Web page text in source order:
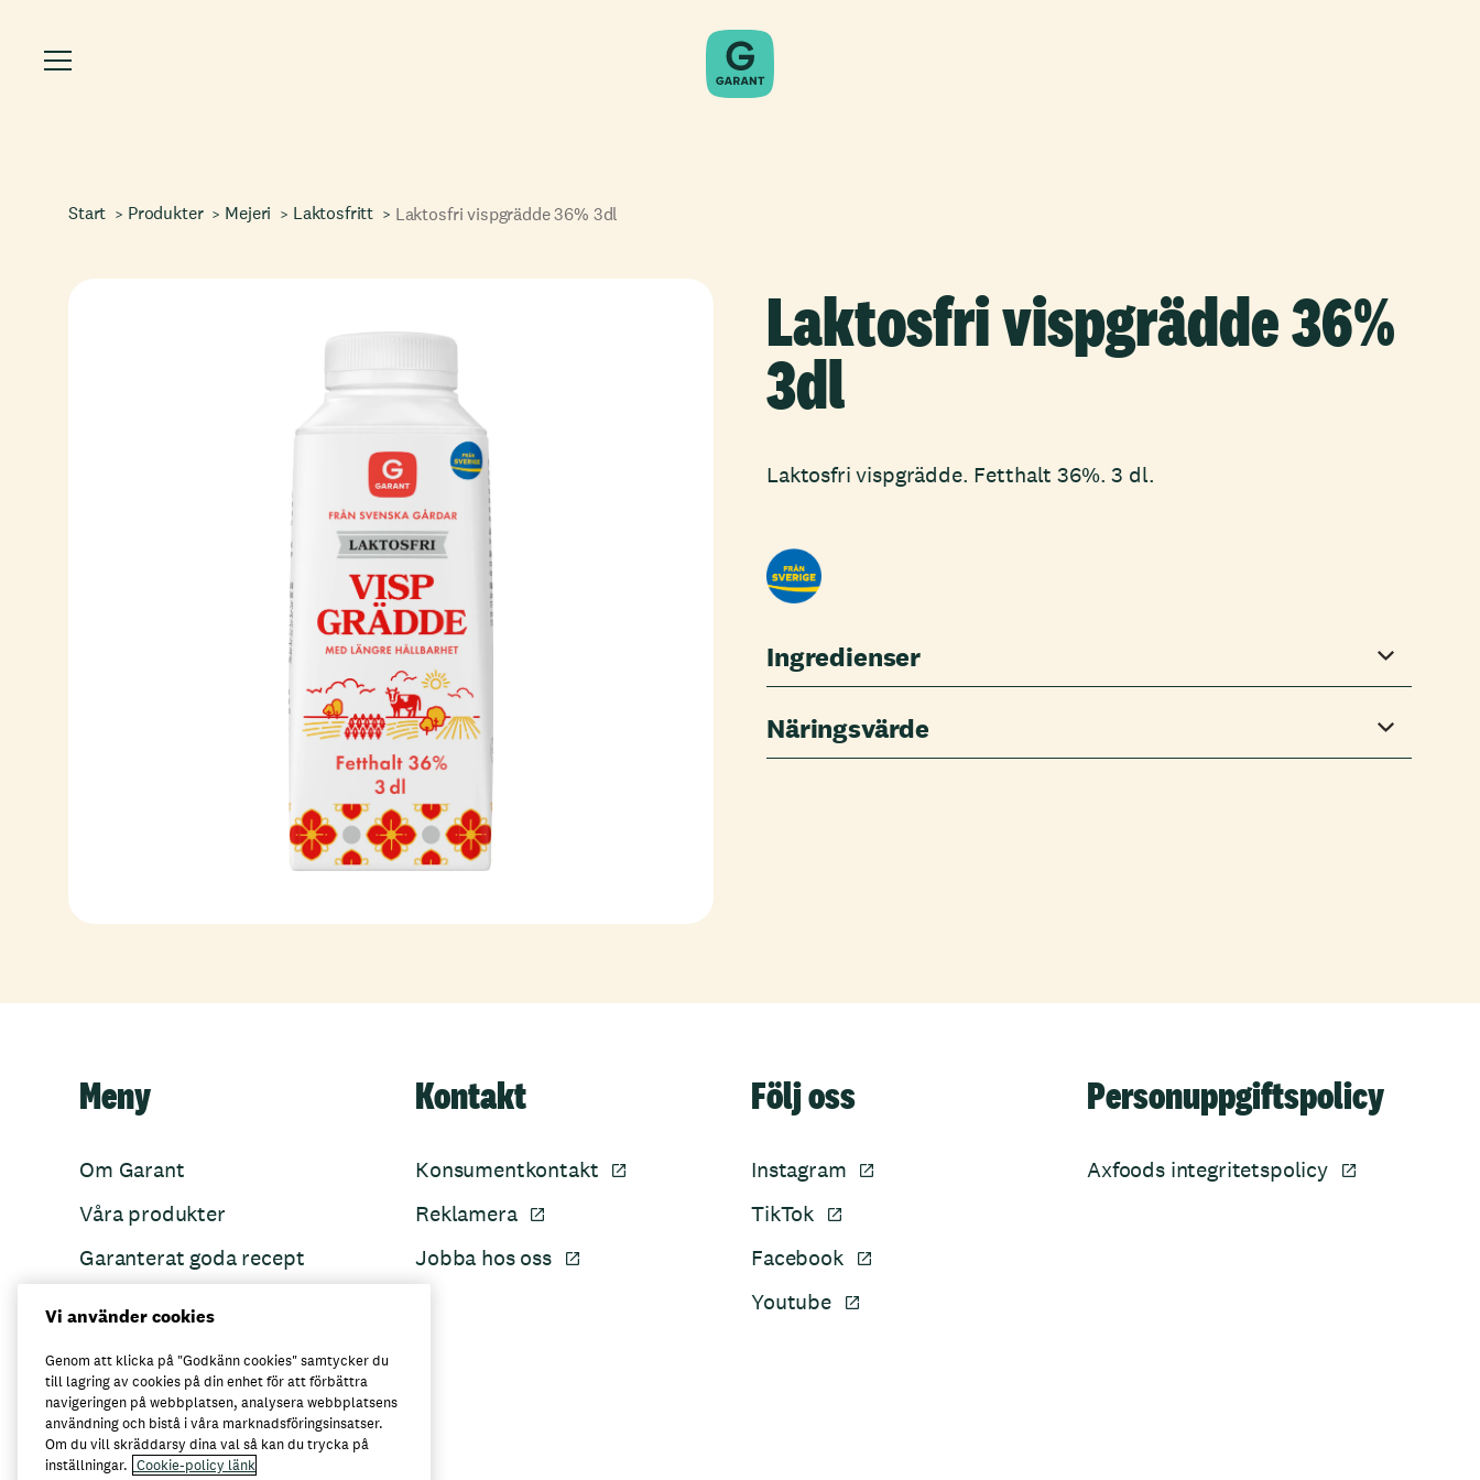
Start Produkter Mejeri Laktosfritt Laktosfri vispgrädde 36% 3dl
Laktosfri vispgrädde 36%
3dl
Laktosfri vispgrädde. Fetthalt 36%. 3 dl.
Ingredienser
Näringsvärde
Meny
Om Garant
Våra produkter
Garanterat goda recept
Kontakt
Konsumentkontakt
Reklamera
Jobba hos oss
Följ oss
Instagram
TikTok
Facebook
Youtube
Personuppgiftspolicy
Axfoods integritetspolicy
Här kan du köpa Garant
Vi använder cookies
Genom att klicka på "Godkänn cookies" samtycker du
till lagring av cookies på din enhet för att förbättra
navigeringen på webbplatsen, analysera webbplatsens
användning och bistå i våra marknadsföringsinsatser.
Om du vill skräddarsy dina val så kan du trycka på
inställningar. Cookie-policy länk